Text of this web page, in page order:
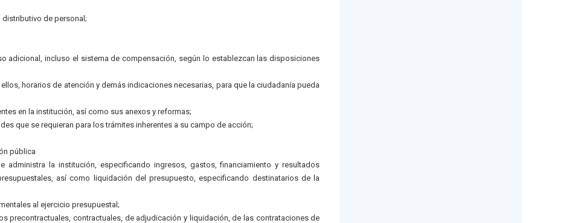
de personal;
adicional, incluso el sistema de compensación, según lo establezcan las disposiciones
horarios de atención y demás indicaciones necesarias, para que la ciudadanía pueda
en la institución, así como sus anexos y reformas;
que se requieran para los trámites inherentes a su campo de acción;
pública
administra la institución, especificando ingresos, gastos, financiamiento y resultados
así como liquidación del presupuesto, especificando destinatarios de la
al ejercicio presupuestal;
precontractuales, contractuales, de adjudicación y liquidación, de las contrataciones de